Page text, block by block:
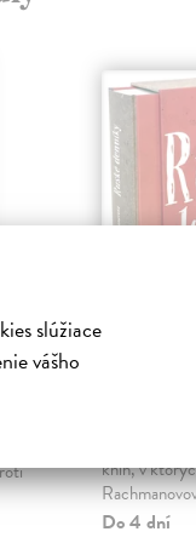
slúžiace
vášho
Ruské
Pod
kníh, v
Do 4 dní